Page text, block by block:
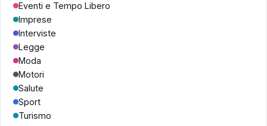
Eventi e Tempo Libero
Imprese
Interviste
Legge
Moda
Motori
Salute
Sport
Turismo